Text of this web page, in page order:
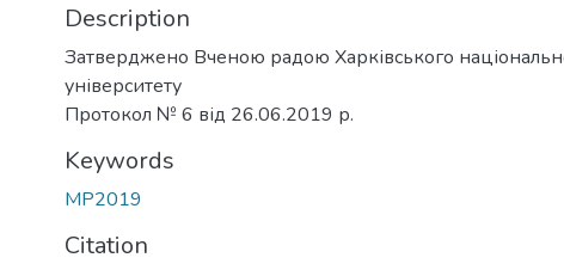
Description
Затверджено Вченою радою Харківського
університету
Протокол № 6 від 26.06.2019 р.
Keywords
МР2019
Citation